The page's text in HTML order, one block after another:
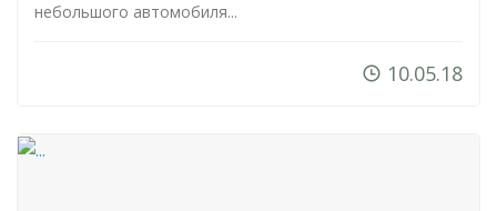
небольшого автомобиля...
10.05.18